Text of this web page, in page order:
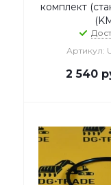
комплект
Артикул:
2 540